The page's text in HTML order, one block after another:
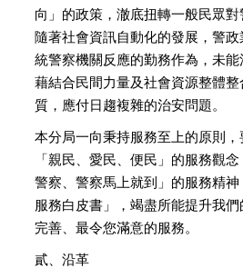
向」的政策，澈底扭轉一般民眾對
隨著社會資訊自動化的發展，警
統警察機關反應的勤務作為，未
藉結合民間力量及社會資源整體
質，應付日趨複雜的治安問題。
本分局一向秉持服務至上的原則
「親民、愛民、便民」的服務觀
警察、警察馬上就到」的服務精
服務白皮書」，竭盡所能提升我
完善、最令您滿意的服務。
貳、沿革